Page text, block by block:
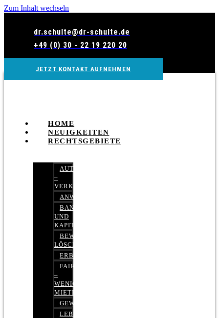
Zum Inhalt wechseln
dr.schulte@dr-schulte.de
+49 (0) 30 - 22 19 220 20
JETZT KONTAKT AUFNEHMEN
HOME
NEUIGKEITEN
RECHTSGEBIETE
AUTOBETRUG
–
VERKEHRSRECHT
ANWALTSHAFTUNGSRECHT
BANK-
UND
KAPITALMARKTRECHT
BEWERTUNGEN
LÖSCHEN
ERBRECHT
FAIRMIETEN
–
WENIGER
MIETE
GEWERBERECHT
LEBENSVERSICHERUNG